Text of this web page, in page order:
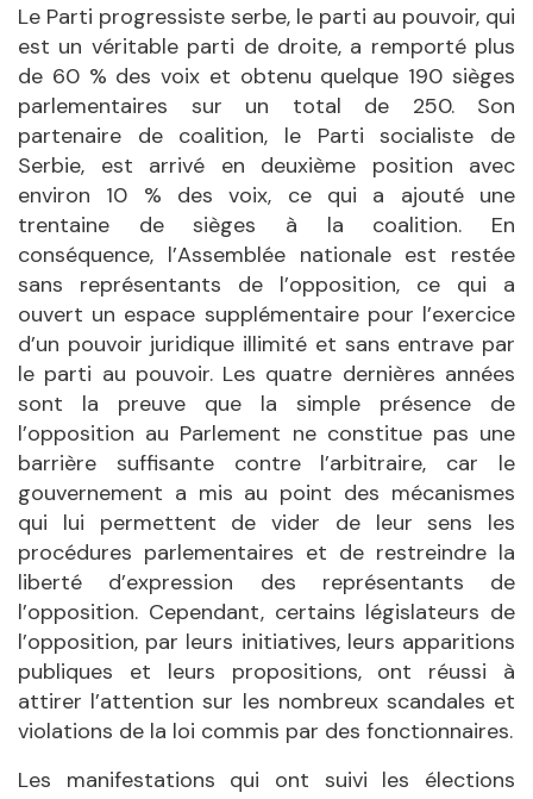
Le Parti progressiste serbe, le parti au pouvoir, qui
est un véritable parti de droite, a remporté plus
de 60 % des voix et obtenu quelque 190 sièges
parlementaires sur un total de 250. Son
partenaire de coalition, le Parti socialiste de
Serbie, est arrivé en deuxième position avec
environ 10 % des voix, ce qui a ajouté une
trentaine de sièges à la coalition. En
conséquence, l’Assemblée nationale est restée
sans représentants de l’opposition, ce qui a
ouvert un espace supplémentaire pour l’exercice
d’un pouvoir juridique illimité et sans entrave par
le parti au pouvoir. Les quatre dernières années
sont la preuve que la simple présence de
l’opposition au Parlement ne constitue pas une
barrière suffisante contre l’arbitraire, car le
gouvernement a mis au point des mécanismes
qui lui permettent de vider de leur sens les
procédures parlementaires et de restreindre la
liberté d’expression des représentants de
l’opposition. Cependant, certains législateurs de
l’opposition, par leurs initiatives, leurs apparitions
publiques et leurs propositions, ont réussi à
attirer l’attention sur les nombreux scandales et
violations de la loi commis par des fonctionnaires.
Les manifestations qui ont suivi les élections